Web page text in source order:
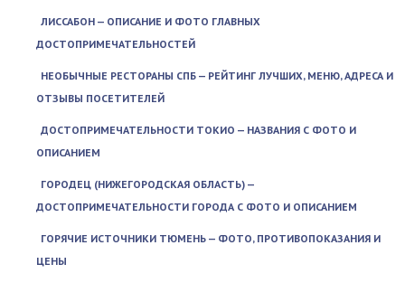
ЛИССАБОН — ОПИСАНИЕ И ФОТО ГЛАВНЫХ
ДОСТОПРИМЕЧАТЕЛЬНОСТЕЙ
НЕОБЫЧНЫЕ РЕСТОРАНЫ СПБ — РЕЙТИНГ ЛУЧШИХ, МЕНЮ, АДРЕСА И
ОТЗЫВЫ ПОСЕТИТЕЛЕЙ
ДОСТОПРИМЕЧАТЕЛЬНОСТИ ТОКИО — НАЗВАНИЯ С ФОТО И
ОПИСАНИЕМ
ГОРОДЕЦ (НИЖЕГОРОДСКАЯ ОБЛАСТЬ) —
ДОСТОПРИМЕЧАТЕЛЬНОСТИ ГОРОДА С ФОТО И ОПИСАНИЕМ
ГОРЯЧИЕ ИСТОЧНИКИ ТЮМЕНЬ — ФОТО, ПРОТИВОПОКАЗАНИЯ И
ЦЕНЫ